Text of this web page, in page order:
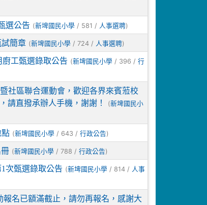
選公告 (新埤國民小學 / 581 / 人事選聘)
試簡章 (新埤國民小學 / 724 / 人事選聘)
工甄選錄取公告 (新埤國民小學 / 396 / 行
社區聯合運動會，歡迎各界來賓蒞校
請直撥承辦人手機，謝謝！
(新埤國民小
點 (新埤國民小學 / 643 / 行政公告)
(新埤國民小學 / 788 / 行政公告)
次甄選錄取公告 (新埤國民小學 / 814 / 人事
名已額滿截止，請勿再報名，感謝大